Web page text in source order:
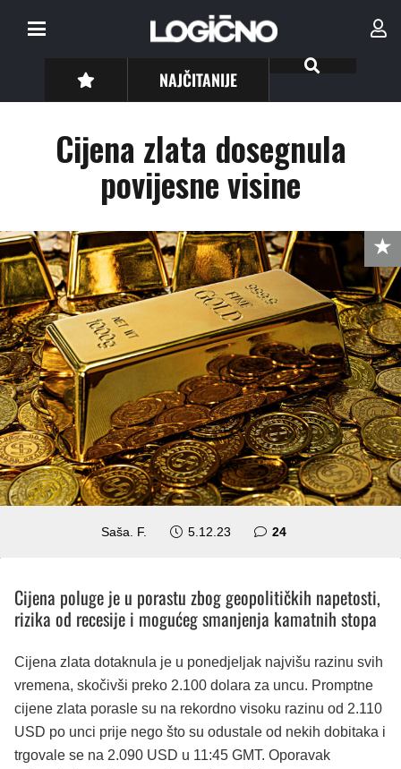
NAJČITANIJE
Cijena zlata dosegnula
povijesne visine
Saša. F. 5.12.23 24komentara
Cijena poluge je u porastu zbog geopolitičkih napetosti,
rizika od recesije i mogućeg smanjenja kamatnih stopa
Cijena zlata dotaknula je u ponedjeljak najvišu razinu svih
vremena, skočivši preko 2.100 dolara za uncu. Promptne
cijene zlata porasle su na rekordno visoku razinu od 2.110
USD po unci prije nego što su odustale od nekih dobitaka i
trgovale se na 2.090 USD u 11:45 GMT. Oporavak